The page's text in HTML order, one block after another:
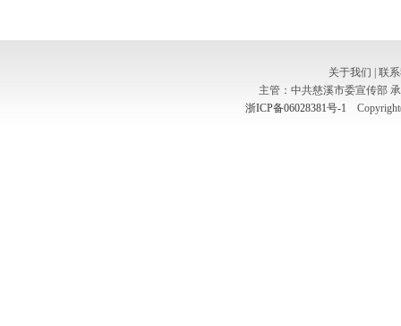
关于我们
联
主管：中共慈溪市委宣传部
浙ICP备06028381号-1